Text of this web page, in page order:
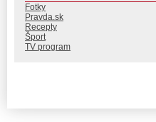
Fotky
Pravda.sk
Recepty
Šport
TV program